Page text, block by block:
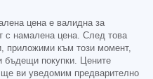
цена е валидна за
с намалена цена. След това
приложими към този момент,
бъдещи покупки. Цените
ви уведомим предварително